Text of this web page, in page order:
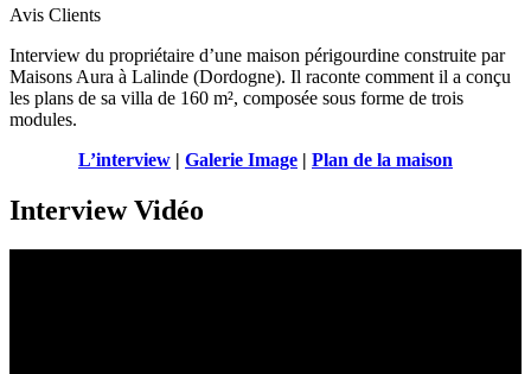
Avis Clients
Interview du propriétaire d’une maison périgourdine construite par
Maisons Aura à Lalinde (Dordogne). Il raconte comment il a conçu
les plans de sa villa de 160 m², composée sous forme de trois
modules.
L’interview | Galerie Image | Plan de la maison
Interview Vidéo